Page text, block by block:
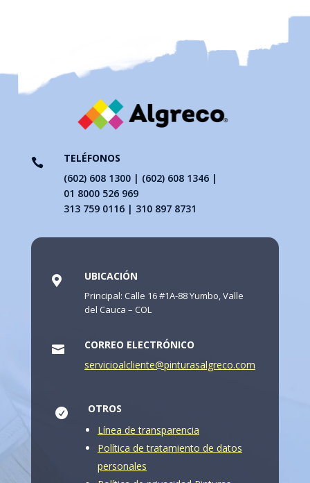

TELÉFONOS
(602) 608 1300 | (602) 608 1346 |
01 8000 526 969
313 759 0116 | 310 897 8731
 UBICACIÓN
Principal: Calle 16 #1A-88 Yumbo, Valle
del Cauca – COL

CORREO ELECTRÓNICO
servicioalcliente@pinturasalgreco.com

OTROS
Línea de transparencia
Política de tratamiento de datos
personales